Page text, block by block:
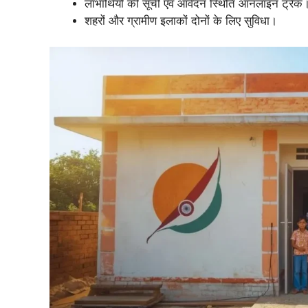
लाभार्थियों की सूची एवं आवेदन स्थिति ऑनलाइन
शहरों और ग्रामीण इलाकों दोनों के लिए सुविधा।